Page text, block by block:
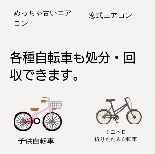
​めっちゃ古いエア
コン
窓式エアコン
各種自転車も処分・ 回
収できます。
子供自転車
ミニペロ
​折りたたみ自転車